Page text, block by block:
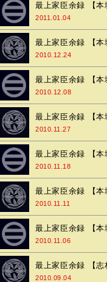
最上家臣余録 【
2011.01.04
最上家臣余録 【
2010.12.24
最上家臣余録 【
2010.12.08
最上家臣余録 【
2010.11.27
最上家臣余録 【
2010.11.18
最上家臣余録 【
2010.11.11
最上家臣余録 【
2010.11.06
最上家臣余録 【
2010.09.04